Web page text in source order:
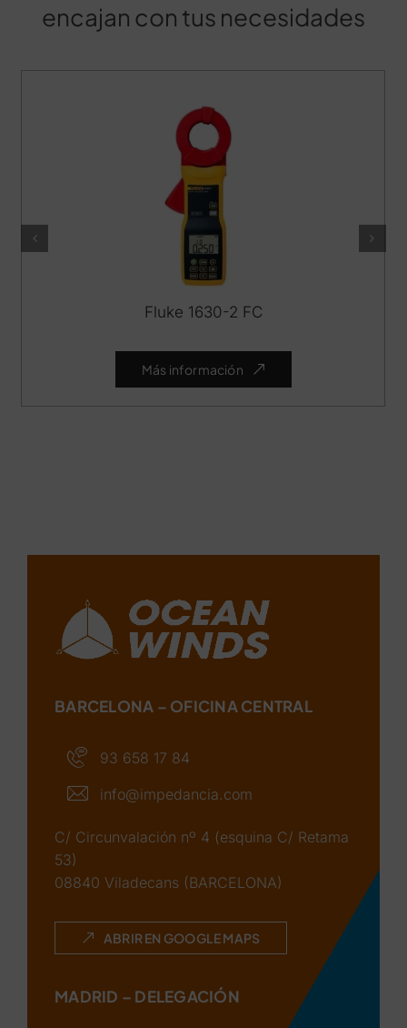
encajan con tus necesidades
Fluke 1630-2 FC
Más información
BARCELONA – OFICINA CENTRAL
93 658 17 84
info@impedancia.com
C/ Circunvalación nº 4 (esquina C/ Retama
53)
08840 Viladecans (BARCELONA)
ABRIR EN GOOGLE MAPS
MADRID – DELEGACIÓN